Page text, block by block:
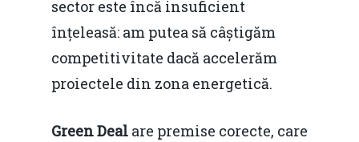
sector este încă insuficient
înțeleasă: am putea să câștigăm
competitivitate dacă accelerăm
proiectele din zona energetică.
Green Deal are premise corecte, care